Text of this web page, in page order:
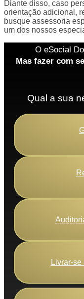
Diante disso, caso
orientação adicional,
busque assessoria
um dos nossos
O eSocial
Mas fazer com
Qual a sua
Livrar-